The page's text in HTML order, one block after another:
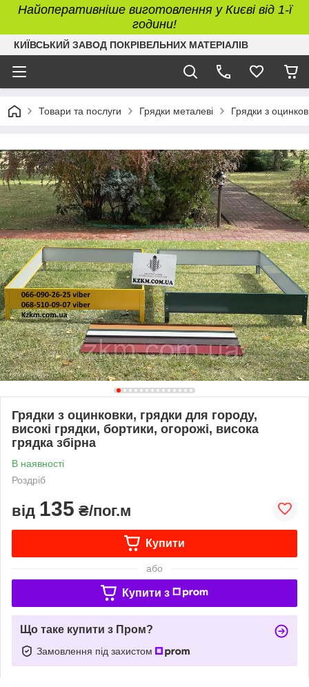
Найоперативніше виготовлення у Києві від 1-ї
години!
КИЇВСЬКИЙ ЗАВОД ПОКРІВЕЛЬНИХ МАТЕРІАЛІВ
Товари та послуги Грядки металеві Грядки з
Грядки з оцинковки, грядки для городу,
високі грядки, бортики, огорожі, висока
грядка збірна
В наявності
Роздріб
від 135 ₴/пог.м
Купити
або
Купити з
Що таке купити з Пром?
Замовлення під захистом